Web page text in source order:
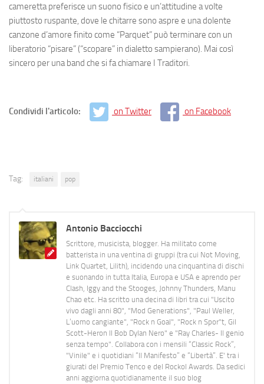
cameretta preferisce un suono fisico e un’attitudine a volte
piuttosto ruspante, dove le chitarre sono aspre e una dolente
canzone d’amore finito come “Parquet” può terminare con un
liberatorio “pisare” (“scopare” in dialetto sampierano). Mai così
sincero per una band che si fa chiamare I Traditori.
Condividi l'articolo: on Twitter on Facebook
Tag: italiani pop
Antonio Bacciocchi
Scrittore, musicista, blogger. Ha militato come
batterista in una ventina di gruppi (tra cui Not Moving,
Link Quartet, Lilith), incidendo una cinquantina di dischi
e suonando in tutta Italia, Europa e USA e aprendo per
Clash, Iggy and the Stooges, Johnny Thunders, Manu
Chao etc. Ha scritto una decina di libri tra cui "Uscito
vivo dagli anni 80", "Mod Generations", "Paul Weller,
L’uomo cangiante", "Rock n Goal", "Rock n Spor"t, Gil
Scott-Heron Il Bob Dylan Nero" e "Ray Charles- Il genio
senza tempo". Collabora con i mensili “Classic Rock”,
"Vinile" e i quotidiani “Il Manifesto” e “Libertà”. E' tra i
giurati del Premio Tenco e del Rockol Awards. Da sedici
anni aggiorna quotidianamente il suo blog